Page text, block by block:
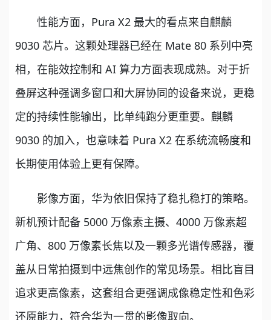
性能方面，Pura X2 最大的看点来自麒麟
9030 芯片。这颗处理器已经在 Mate 80 系列中亮
相，在能效控制和 AI 算力方面表现成熟。对于折
叠屏这种强调多窗口和大屏协同的设备来说，更稳
定的持续性能输出，比单纯跑分更重要。麒麟
9030 的加入，也意味着 Pura X2 在系统流畅度和
长期使用体验上更有保障。
影像方面，华为依旧保持了稳扎稳打的策略。
新机预计配备 5000 万像素主摄、4000 万像素超
广角、800 万像素长焦以及一颗多光谱传感器，覆
盖从日常拍摄到中远焦创作的常见场景。相比盲目
追求更高像素，这套组合更强调成像稳定性和色彩
还原能力，符合华为一贯的影像取向。